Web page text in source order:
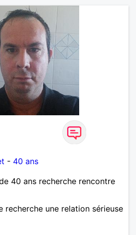
- 40 ans
40 ans recherche rencontre
recherche une relation sérieuse